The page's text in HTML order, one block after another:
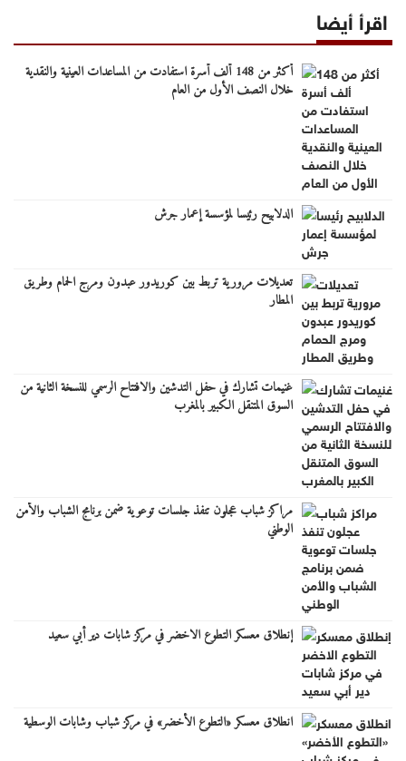
اقرأ أيضا
أكثر من 148 ألف أسرة استفادت من المساعدات العينية والنقدية
خلال النصف الأول من العام
الدلابيح رئيسا لمؤسسة إعمار جرش
تعديلات مرورية تربط بين كوريدور عبدون ومرج الحمام وطريق
المطار
غنيمات تشارك في حفل التدشين والافتتاح الرسمي للنسخة الثانية من
السوق المتنقل الكبير بالمغرب
مراكز شباب عجلون تنفذ جلسات توعوية ضمن برنامج الشباب والأمن
الوطني
إنطلاق معسكر التطوع الاخضر في مركز شابات دير أبي سعيد
انطلاق معسكر «التطوع الأخضر» في مركز شباب وشابات الوسطية